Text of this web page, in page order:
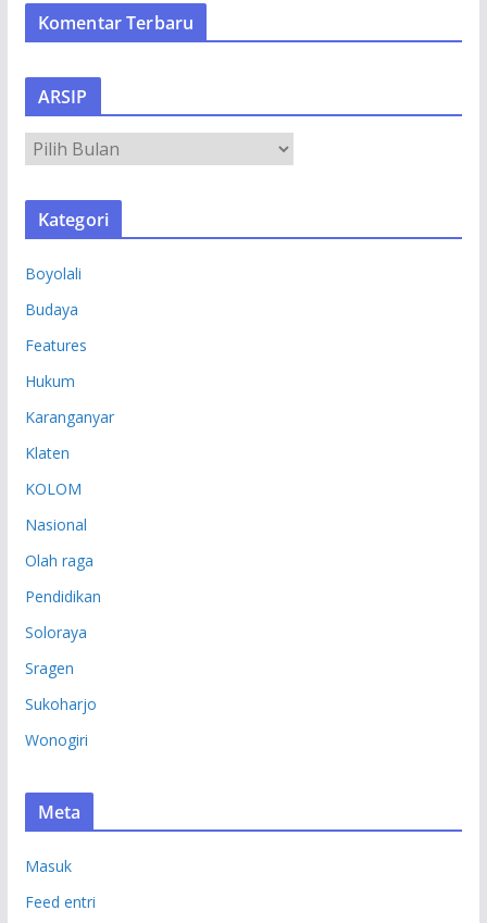
Komentar Terbaru
ARSIP
R
S
Kategori
Boyolali
Budaya
Features
Hukum
Karanganyar
Klaten
KOLOM
Nasional
Olah raga
Pendidikan
Soloraya
Sragen
Sukoharjo
Wonogiri
Meta
Masuk
Feed entri